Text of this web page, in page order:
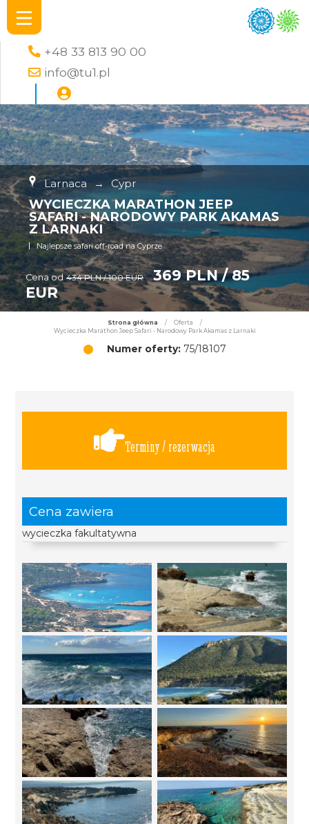
+48 33 813 90 00
info@tu1.pl
Larnaca → Cypr
WYCIECZKA MARATHON JEEP
SAFARI - NARODOWY PARK AKAMAS
Z LARNAKI
Najlepsze safari off-road na Cyprze
Cena od 434 PLN / 100 EUR
369 PLN / 85
EUR
Strona główna / Oferta
/
Wycieczka Marathon Jeep Safari - Narodowy Park Akamas z Larnaki
Numer oferty:75/18107
Terminy / rezerwacja
Cena zawiera
wycieczka fakultatywna